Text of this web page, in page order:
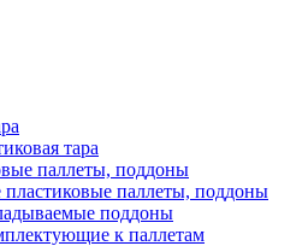
тара
паллеты, поддоны
пластиковые паллеты, поддоны
поддоны
к паллетам